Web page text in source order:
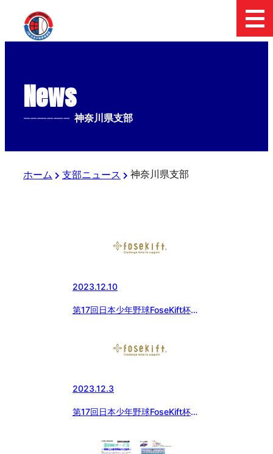
News
-------------- 神奈川県支部
ホーム 支部ニュース 神奈川県支部
2023.12.10
第17回日本少年野球FoseKift杯神
2023.12.3
第17回日本少年野球FoseKift杯神